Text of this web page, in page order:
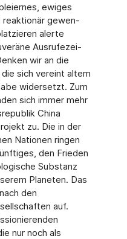
ewiges
reaktionär gewen­
alerte
Ausrufezei­
wir an die
sich vereint altem
widersetzt. Zum
sich immer mehr
China
zu. Die in der
Nationen ringen
den Frieden
Substanz
Planeten. Das
den
auf.
nur noch als